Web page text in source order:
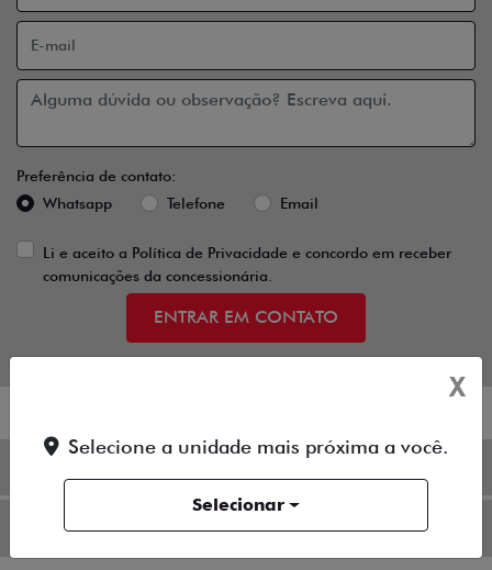
Preferência de contato:
Whatsapp
Telefone Email
Li e aceito a Política de Privacidade e concordo em receber
comunicações da concessionária.
ENTRAR EM CONTATO
NOVOS
X
Selecione a unidade mais próxima a você.
Selecionar